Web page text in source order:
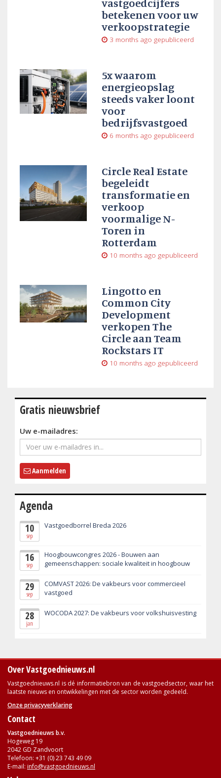
betekenen voor uw
verkoopstrategie
3 months ago gepubliceerd
5x waarom
energieopslag
steeds vaker loont
voor
bedrijfsvastgoed
6 months ago gepubliceerd
Circle Real Estate
begeleidt
transformatie en
verkoop
voormalige N-
Toren in
Rotterdam
10 months ago gepubliceerd
Lingotto en
Common City
Development
verkopen The
Circle aan Team
Rockstars IT
10 months ago gepubliceerd
Gratis nieuwsbrief
Uw e-mailadres:
Aanmelden
Agenda
10
sep
Vastgoedborrel Breda 2026
16
sep
Hoogbouwcongres 2026 - Bouwen aan
gemeenschappen: sociale kwaliteit in hoogbouw
29
sep
COMVAST 2026: De vakbeurs voor commercieel
vastgoed
28
jan
WOCODA 2027: De vakbeurs voor volkshuisvesting
Over Vastgoednieuws.nl
Vastgoednieuws.nl is dé informatiebron van de vastgoedsector, waar het
laatste nieuws en ontwikkelingen met de sector worden gedeeld.
Onze privacyverklaring
Contact
Vastgoednieuws b.v.
Hogeweg 19
2042 GD Zandvoort
Telefoon: +31 (0) 23 743 49 09
E-mail: info@vastgoednieuws.nl